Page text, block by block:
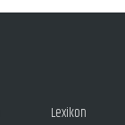
Lexikon